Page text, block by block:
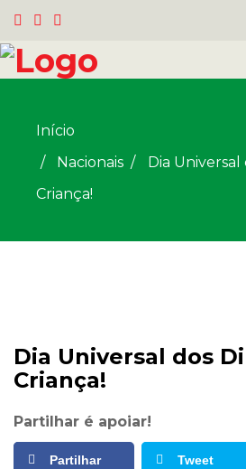
Início
Nacionais /
Dia Universal
Criança!
Dia Universal dos
Criança!
Partilhar é apoiar!
Partilhar Tweet